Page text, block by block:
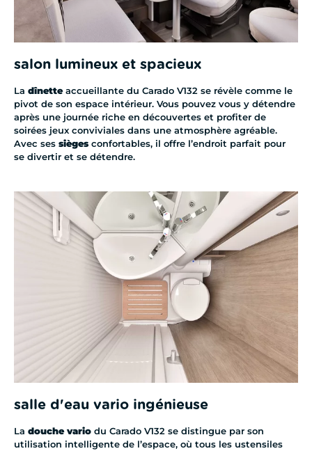
salon lumineux et spacieux
La dînetteaccueillante du Carado V132 se révèle comme le
pivot de son espace intérieur. Vous pouvez vous y détendre
après une journée riche en découvertes et profiter de
soirées jeux conviviales dans une atmosphère agréable.
Avec ses sièges confortables, il offre l’endroit parfait pour
se divertir et se détendre.
salle d'eau vario ingénieuse
La douche vario du Carado V132 se distingue par son
utilisation intelligente de l’espace, où tous les ustensiles